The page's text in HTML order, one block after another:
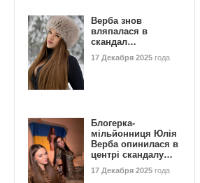
Верба знов
вляпалася в
скандал…
17 Декабря 2025 года
Блогерка-
мільйонниця Юлія
Верба опинилася в
центрі скандалу…
17 Декабря 2025 года